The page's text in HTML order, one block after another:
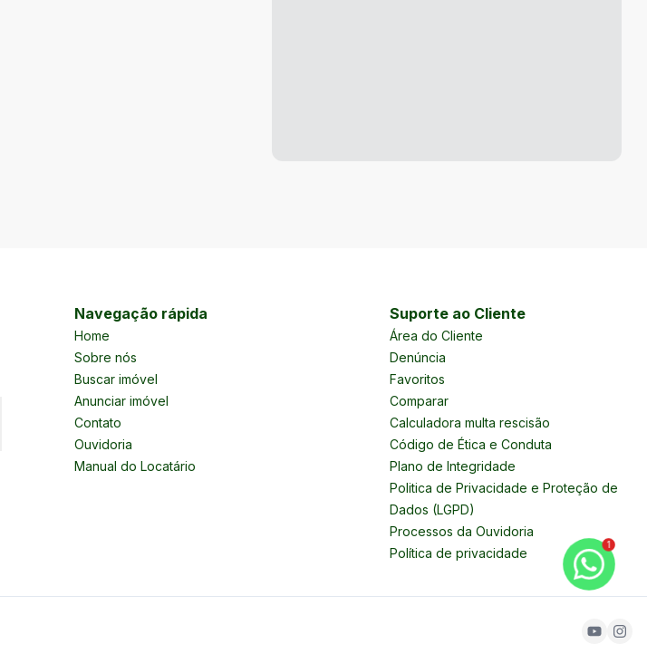
Navegação rápida
Home
Sobre nós
Buscar imóvel
Anunciar imóvel
Contato
Ouvidoria
Manual do Locatário
Suporte ao Cliente
Área do Cliente
Denúncia
Favoritos
Comparar
Calculadora multa rescisão
Código de Ética e Conduta
Plano de Integridade
Politica de Privacidade e Proteção de
Dados (LGPD)
Processos da Ouvidoria
Política de privacidade
1